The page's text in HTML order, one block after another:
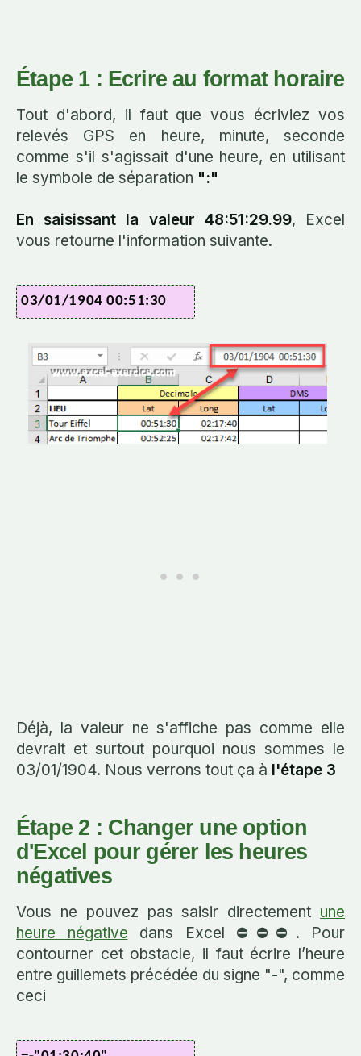
Étape 1 : Ecrire au format horaire
Tout d'abord, il faut que vous écriviez vos
relevés GPS en heure, minute, seconde
comme s'il s'agissait d'une heure, en utilisant
le symbole de séparation ":"
En saisissant la valeur 48:51:29.99, Excel
vous retourne l'information suivante.
03/01/1904 00:51:30
Déjà, la valeur ne s'affiche pas comme elle
devrait et surtout pourquoi nous sommes le
03/01/1904. Nous verrons tout ça à l'étape 3
Étape 2 : Changer une option
d'Excel pour gérer les heures
négatives
Vous ne pouvez pas saisir directement une
heure négative dans Excel ⛔⛔⛔. Pour
contourner cet obstacle, il faut écrire l’heure
entre guillemets précédée du signe "-", comme
ceci